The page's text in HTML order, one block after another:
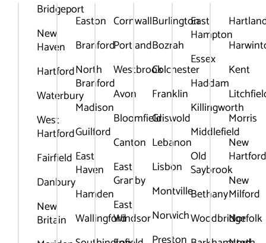
Bridgeport
New
Haven
Hartford
Waterbury
West
Hartford
Fairfield
Danbury
New
Britain
Easton
Branford
North
Branford
Madison
Guilford
East
Haven
Hamden
Wallingford
Cornwall
Portland
Westbrook
Avon
Bloomfield
Canton
East
Granby
East
Windsor
Burlington
Bozrah
Colchester
Franklin
Griswold
Lebanon
Lisbon
Montville
Norwich
East
Hampton
Essex
Haddam
Killingworth
Middlefield
Old
Saybrook
Bethany
Woodbridge
Kent
Morris
New
New
Milford
Norfolk